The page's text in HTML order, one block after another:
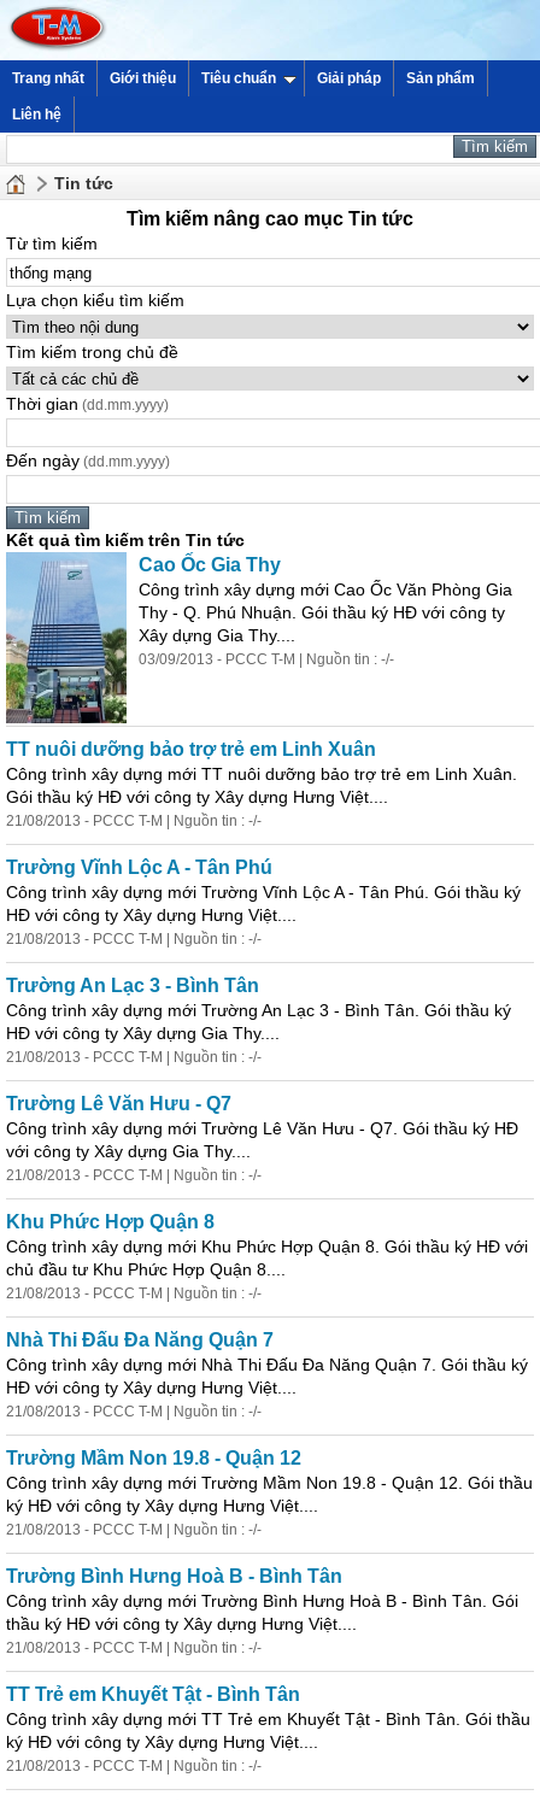
Trang nhất Giới thiệu Tiêu chuẩn Giải pháp Sản phẩm
Liên hệ
Tin tức
Tìm kiếm nâng cao mục Tin tức
Từ tìm kiếm
Lựa chọn kiểu tìm kiếm
Tìm kiếm trong chủ đề
Thời gian (dd.mm.yyyy)
Đến ngày (dd.mm.yyyy)
Kết quả tìm kiếm trên Tin tức
Cao Ốc Gia Thy
Công trình xây dựng mới Cao Ốc Văn Phòng Gia
Thy - Q. Phú Nhuận. Gói thầu ký HĐ với công ty
Xây dựng Gia Thy....
03/09/2013 - PCCC T-M | Nguồn tin : -/-
TT nuôi dưỡng bảo trợ trẻ em Linh Xuân
Công trình xây dựng mới TT nuôi dưỡng bảo trợ trẻ em Linh Xuân.
Gói thầu ký HĐ với công ty Xây dựng Hưng Việt....
21/08/2013 - PCCC T-M | Nguồn tin : -/-
Trường Vĩnh Lộc A - Tân Phú
Công trình xây dựng mới Trường Vĩnh Lộc A - Tân Phú. Gói thầu ký
HĐ với công ty Xây dựng Hưng Việt....
21/08/2013 - PCCC T-M | Nguồn tin : -/-
Trường An Lạc 3 - Bình Tân
Công trình xây dựng mới Trường An Lạc 3 - Bình Tân. Gói thầu ký
HĐ với công ty Xây dựng Gia Thy....
21/08/2013 - PCCC T-M | Nguồn tin : -/-
Trường Lê Văn Hưu - Q7
Công trình xây dựng mới Trường Lê Văn Hưu - Q7. Gói thầu ký HĐ
với công ty Xây dựng Gia Thy....
21/08/2013 - PCCC T-M | Nguồn tin : -/-
Khu Phức Hợp Quận 8
Công trình xây dựng mới Khu Phức Hợp Quận 8. Gói thầu ký HĐ với
chủ đầu tư Khu Phức Hợp Quận 8....
21/08/2013 - PCCC T-M | Nguồn tin : -/-
Nhà Thi Đấu Đa Năng Quận 7
Công trình xây dựng mới Nhà Thi Đấu Đa Năng Quận 7. Gói thầu ký
HĐ với công ty Xây dựng Hưng Việt....
21/08/2013 - PCCC T-M | Nguồn tin : -/-
Trường Mầm Non 19.8 - Quận 12
Công trình xây dựng mới Trường Mầm Non 19.8 - Quận 12. Gói thầu
ký HĐ với công ty Xây dựng Hưng Việt....
21/08/2013 - PCCC T-M | Nguồn tin : -/-
Trường Bình Hưng Hoà B - Bình Tân
Công trình xây dựng mới Trường Bình Hưng Hoà B - Bình Tân. Gói
thầu ký HĐ với công ty Xây dựng Hưng Việt....
21/08/2013 - PCCC T-M | Nguồn tin : -/-
TT Trẻ em Khuyết Tật - Bình Tân
Công trình xây dựng mới TT Trẻ em Khuyết Tật - Bình Tân. Gói thầu
ký HĐ với công ty Xây dựng Hưng Việt....
21/08/2013 - PCCC T-M | Nguồn tin : -/-